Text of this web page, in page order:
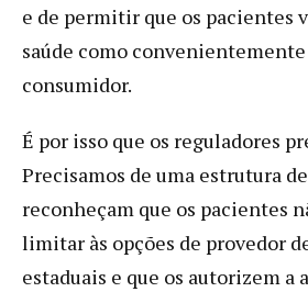
e de permitir que os pacientes
saúde como
consumidor.
É por isso que os reguladores
Precisamos de uma estrutura
reconheçam que os pacientes
limitar às opções de provedor
estaduais e que os autorizem a